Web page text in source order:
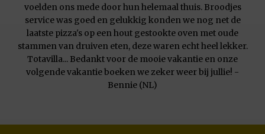
voelden ons mede door hun helemaal thuis. Broodjes
service was goed en gelukkig konden we nog net de
laatste pizza's op een hout gestookte oven met oude
stammen van druiven eten, deze waren echt heel lekker.
Totavilla... Bedankt voor de mooie vakantie en onze
volgende vakantie boeken we zeker weer bij jullie! -
Bennie (NL)